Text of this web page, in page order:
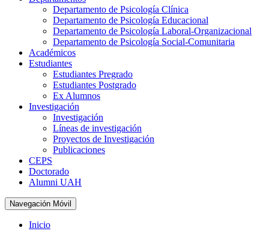
Departamento de Psicología Clínica
Departamento de Psicología Educacional
Departamento de Psicología Laboral-Organizacional
Departamento de Psicología Social-Comunitaria
Académicos
Estudiantes
Estudiantes Pregrado
Estudiantes Postgrado
Ex Alumnos
Investigación
Investigación
Líneas de investigación
Proyectos de Investigación
Publicaciones
CEPS
Doctorado
Alumni UAH
Navegación Móvil
Inicio